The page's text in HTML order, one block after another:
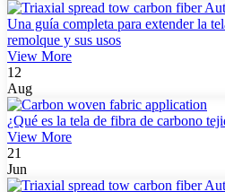
Una guía completa para extender la
remolque y sus usos
View More
12
Aug
¿Qué es la tela de fibra de carbono
View More
21
Jun